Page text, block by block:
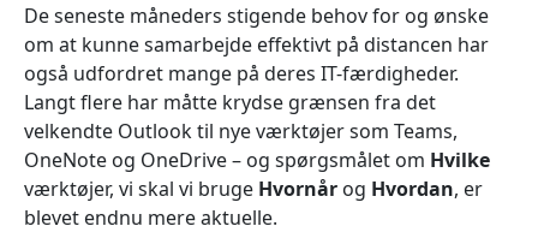
De seneste måneders stigende behov for og ønske
om at kunne samarbejde effektivt på distancen har
også udfordret mange på deres IT-færdigheder.
Langt flere har måtte krydse grænsen fra det
velkendte Outlook til nye værktøjer som Teams,
OneNote og OneDrive – og spørgsmålet om Hvilke
værktøjer, vi skal vi bruge Hvornår og Hvordan, er
blevet endnu mere aktuelle.